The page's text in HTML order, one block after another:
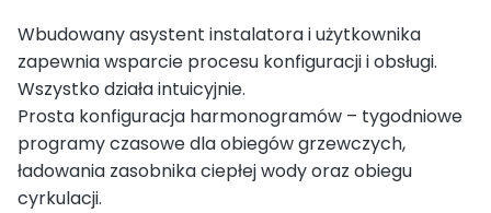
Wbudowany asystent instalatora i użytkownika
zapewnia wsparcie procesu konfiguracji i obsługi.
Wszystko działa intuicyjnie.
Prosta konfiguracja harmonogramów – tygodniowe
programy czasowe dla obiegów grzewczych,
ładowania zasobnika ciepłej wody oraz obiegu
cyrkulacji.